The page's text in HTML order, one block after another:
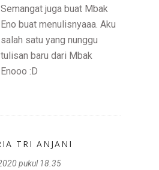
Semangat juga buat Mbak
Eno buat menulisnyaaa. Aku
salah satu yang nunggu
tulisan baru dari Mbak
Enooo :D
TRI ANJANI
pukul 18.35